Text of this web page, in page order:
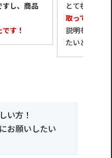
すし、商品
す！
とても感じの
取ってくれる
説明もちゃん
たいと思えま
い方！
お願いしたい